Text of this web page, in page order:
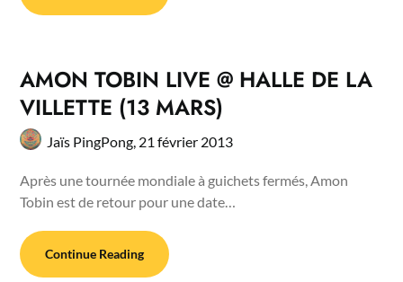
AMON TOBIN LIVE @ HALLE DE LA
VILLETTE (13 MARS)
Jaïs PingPong, 21 février 2013
Après une tournée mondiale à guichets fermés, Amon
Tobin est de retour pour une date…
Continue Reading